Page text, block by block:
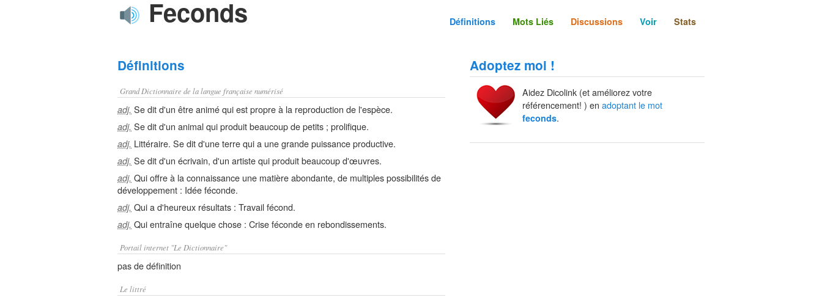
Feconds Définitions Mots Liés Discussions Voir Stats
Définitions
Grand Dictionnaire de la langue française numérisé
adj. Se dit d'un être animé qui est propre à la reproduction de l'espèce.
adj. Se dit d'un animal qui produit beaucoup de petits ; prolifique.
adj. Littéraire. Se dit d'une terre qui a une grande puissance productive.
adj. Se dit d'un écrivain, d'un artiste qui produit beaucoup d'œuvres.
adj. Qui offre à la connaissance une matière abondante, de multiples possibilités de
développement : Idée féconde.
adj. Qui a d'heureux résultats : Travail fécond.
adj. Qui entraîne quelque chose : Crise féconde en rebondissements.
Portail internet "Le Dictionnaire"
pas de définition
Le littré
Adoptez moi !
Aidez Dicolink (et améliorez votre
référencement! ) en adoptant le mot
feconds.